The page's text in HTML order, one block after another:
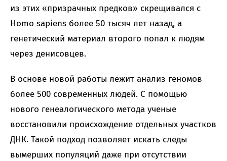
из этих «призрачных предков» скрещивался с
Homo sapiens более 50 тысяч лет назад, а
генетический материал второго попал к людям
через денисовцев.
В основе новой работы лежит анализ геномов
более 500 современных людей. С помощью
нового генеалогического метода ученые
восстановили происхождение отдельных участков
ДНК. Такой подход позволяет искать следы
вымерших популяций даже при отсутствии